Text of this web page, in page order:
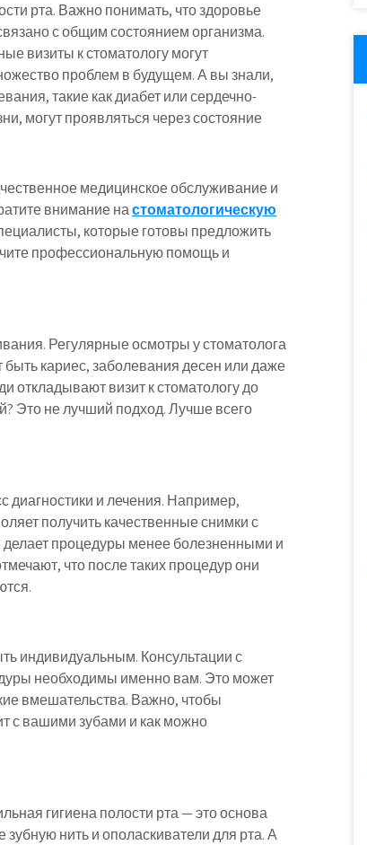
рта. Важно понимать, что здоровье
с общим состоянием организма.
визиты к стоматологу могут
проблем в будущем. А вы знали,
такие как диабет или сердечно-
могут проявляться через состояние
медицинское обслуживание и
внимание настоматологическую
которые готовы предложить
профессиональную помощь и
Регулярные осмотры у стоматолога
кариес, заболевания десен или даже
откладывают визит к стоматологу до
Это не лучший подход. Лучше всего
диагностики и лечения. Например,
получить качественные снимки с
процедуры менее болезненными и
что после таких процедур они
индивидуальным. Консультации с
необходимы именно вам. Это может
вмешательства. Важно, чтобы
с вашими зубами и как можно
гигиена полости рта — это основа
нить и ополаскиватели для рта. А